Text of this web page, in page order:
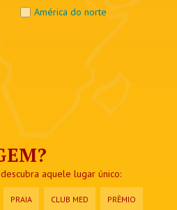
América do norte
aquele lugar único:
PRAIA CLUB MED PRÊMIO